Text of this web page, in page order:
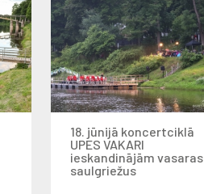
18. jūnijā koncertciklā
UPES VAKARI
ieskandinājām vasaras
saulgriežus